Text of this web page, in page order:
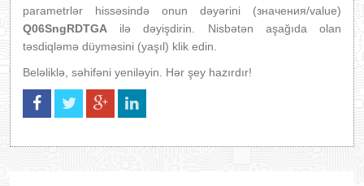
parametrlər hissəsində onun dəyərini (значения/value)
Q06SngRDTGA ilə dəyişdirin. Nisbətən aşağıda olan
təsdiqləmə düyməsini (yaşıl) klik edin.
Beləliklə, səhifəni yeniləyin. Hər şey hazırdır!